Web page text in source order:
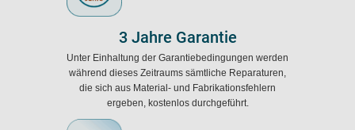
3 Jahre Garantie
Unter Einhaltung der Garantiebedingungen werden
während dieses Zeitraums sämtliche Reparaturen,
die sich aus Material- und Fabrikationsfehlern
ergeben, kostenlos durchgeführt.